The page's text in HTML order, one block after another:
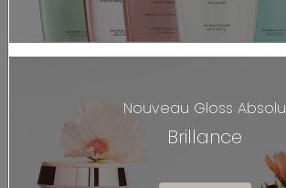
Nouveau Gloss Absolu
Brillance